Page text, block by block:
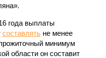
года выплаты
составлятьне менее
минимум
области он составит